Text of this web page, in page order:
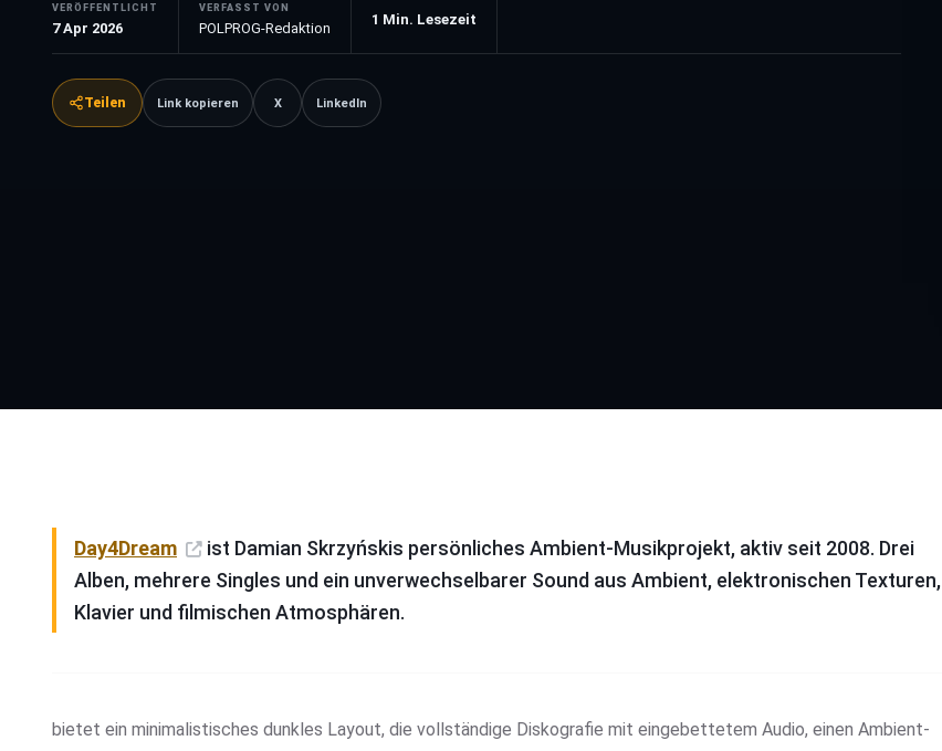
VERÖFFENTLICHT
7 Apr 2026
VERFASST VON
POLPROG-Redaktion
1 Min. Lesezeit
Teilen Link kopieren X LinkedIn
Day4Dream
ist Damian Skrzyńskis persönliches Ambient-Musikprojekt, aktiv seit 2008. Drei
Alben, mehrere Singles und ein unverwechselbarer Sound aus Ambient, elektronischen Texturen,
Klavier und filmischen Atmosphären.
bietet ein minimalistisches dunkles Layout, die vollständige Diskografie mit eingebettetem Audio, einen Ambient-